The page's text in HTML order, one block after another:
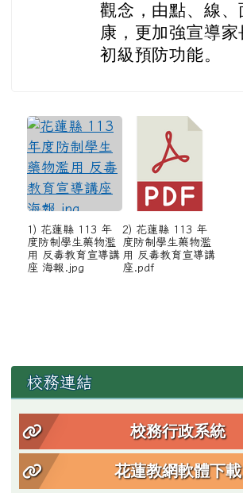
觀念，由點、線
康，更加強宣導
初級預防功能。
1) 花蓮縣 113 年
度防制學生藥物濫
用 反毒教育宣導講
座 海報.jpg
2) 花蓮縣 113 年
度防制學生藥物濫
用 反毒教育宣導講
座.pdf
左邊區域內容
校務連結
校務行政系統
花蓮教網軟體下載